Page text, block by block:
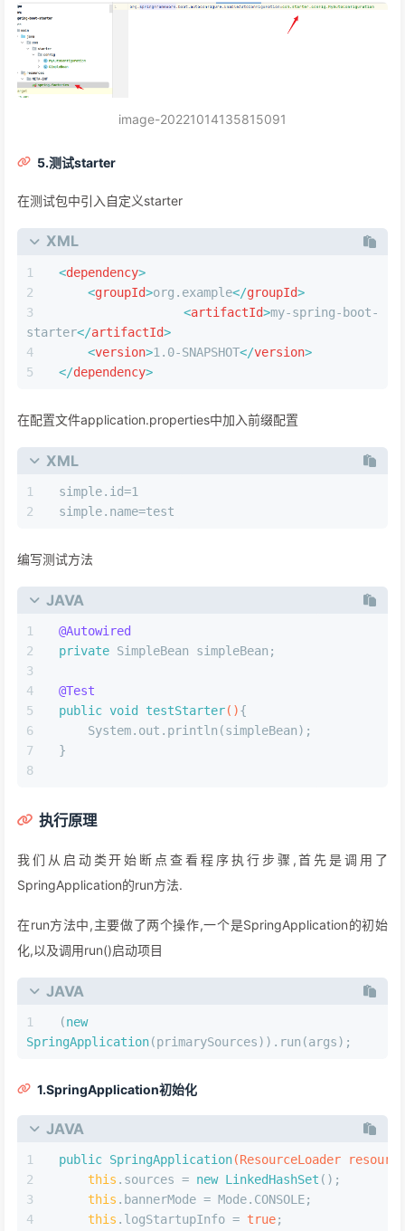
image-20221014135815091
5.测试starter
在测试包中引入自定义starter
XML
<dependency>
<groupId>org.example</groupId>
<artifactId>my-spring-boot-
starter</artifactId>
<version>1.0-SNAPSHOT</version>
</dependency>
在配置文件application.properties中加入前缀配置
XML
simple.id=1
simple.name=test
编写测试方法
JAVA
@Autowired
private SimpleBean simpleBean;
@Test
public void testStarter(){
    System.out.println(simpleBean);
}
执行原理
我们从启动类开始断点查看程序执行步骤,首先是调用了
SpringApplication的run方法.
在run方法中,主要做了两个操作,一个是SpringApplication的初始
化,以及调用run()启动项目
JAVA
(new
SpringApplication(primarySources)).run(args);
1.SpringApplication初始化
JAVA
public SpringApplication(ResourceLoader
this .sources = new LinkedHashSet ();
this .bannerMode = Mode.CONSOLE;
this .logStartupInfo = true;